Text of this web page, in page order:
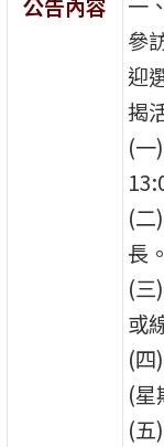
公告內容
參
迎
揭
(一
(二
長。
(三
或
(四
(星
(